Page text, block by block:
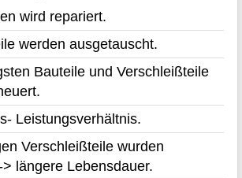
wird repariert.
werden ausgetauscht.
Bauteile und Verschleißteile
Leistungsverhältnis.
Verschleißteile wurden
längere Lebensdauer.